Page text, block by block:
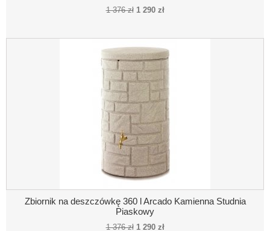
1 376 zł 1 290 zł
Zbiornik na deszczówkę 360 l Arcado Kamienna Studnia
Piaskowy
1 376 zł 1 290 zł